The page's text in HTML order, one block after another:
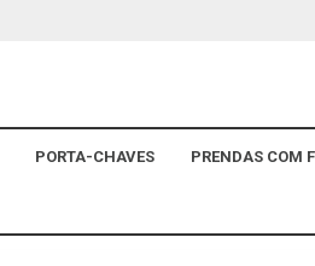
PORTA-CHAVES PRENDAS COM